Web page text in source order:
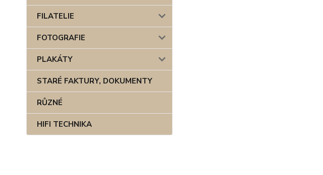
FILATELIE
FOTOGRAFIE
PLAKÁTY
STARÉ FAKTURY, DOKUMENTY
RŮZNÉ
HIFI TECHNIKA